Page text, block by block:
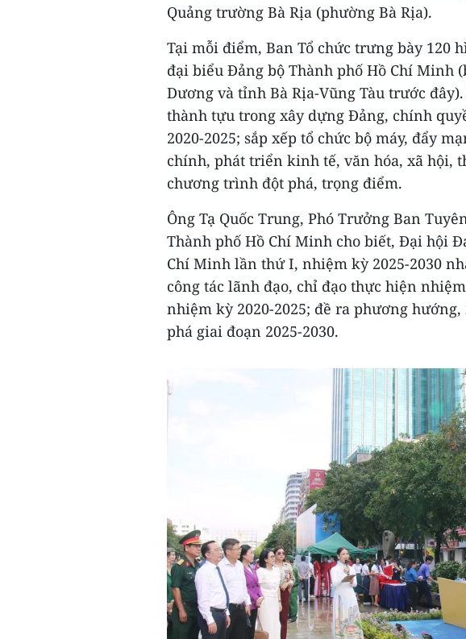
Quảng trường Bà Rịa (phường Bà Rịa).
Tại mỗi điểm, Ban Tổ chức trưng bày 120
đại biểu Đảng bộ Thành phố Hồ Chí Minh
Dương và tỉnh Bà Rịa-Vũng Tàu trước
thành tựu trong xây dựng Đảng, chính
2020-2025; sắp xếp tổ chức bộ máy, đẩy
chính, phát triển kinh tế, văn hóa, xã hội,
chương trình đột phá, trọng điểm.
Ông Tạ Quốc Trung, Phó Trưởng Ban
Thành phố Hồ Chí Minh cho biết, Đại hội
Chí Minh lần thứ I, nhiệm kỳ 2025-2030
công tác lãnh đạo, chỉ đạo thực hiện
nhiệm kỳ 2020-2025; đề ra phương
phá giai đoạn 2025-2030.